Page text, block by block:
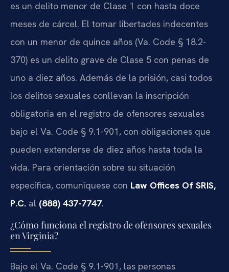
es un delito menor de Clase 1 con hasta doce
meses de cárcel. El tomar libertades indecentes
con un menor de quince años (Va. Code § 18.2-
370) es un delito grave de Clase 5 con penas de
uno a diez años. Además de la prisión, casi todos
los delitos sexuales conllevan la inscripción
obligatoria en el registro de ofensores sexuales
bajo el Va. Code § 9.1-901, con obligaciones que
pueden extenderse de diez años hasta toda la
vida. Para orientación sobre su situación
específica, comuníquese con Law Offices Of SRIS,
P.C. al (888) 437-7747.
¿Cómo funciona el registro de ofensores sexuales
en Virginia?
Bajo el Va. Code § 9.1-901, las personas